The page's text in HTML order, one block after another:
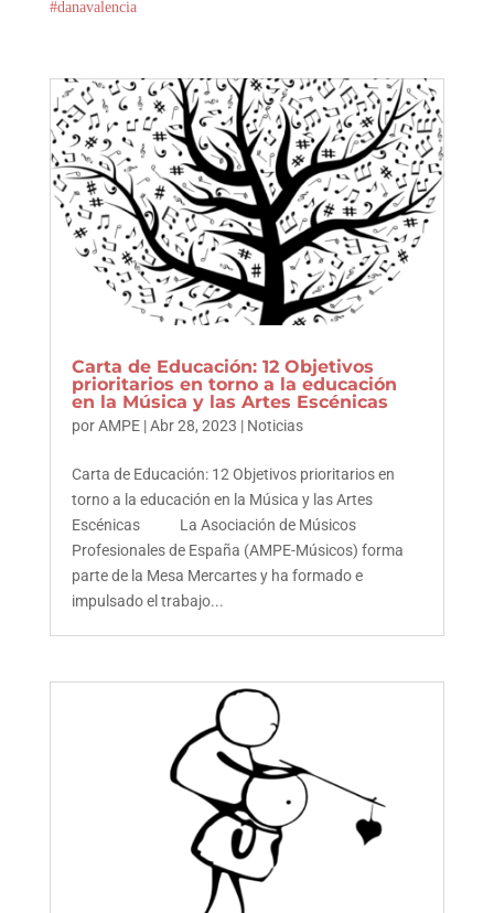
#danavalencia
Carta de Educación: 12 Objetivos
prioritarios en torno a la educación
en la Música y las Artes Escénicas
porAMPE|Abr 28, 2023 | Noticias
Carta de Educación: 12 Objetivos prioritarios en
torno a la educación en la Música y las Artes
Escénicas La Asociación de Músicos
Profesionales de España (AMPE-Músicos) forma
parte de la Mesa Mercartes y ha formado e
impulsado el trabajo...